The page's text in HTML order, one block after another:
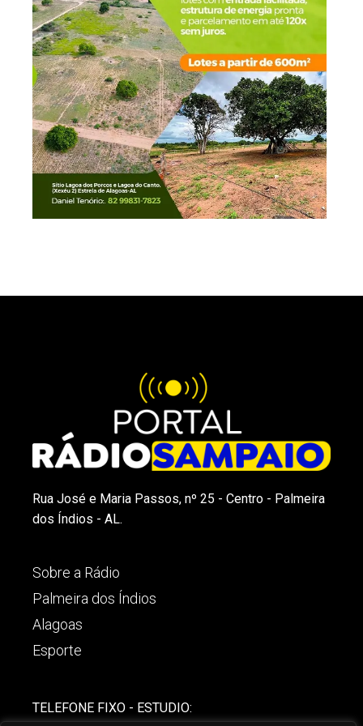
Rua José e Maria Passos, nº 25 - Centro - Palmeira
dos Índios - AL.
Sobre a Rádio
Palmeira dos Índios
Alagoas
Esporte
TELEFONE FIXO - ESTUDIO: